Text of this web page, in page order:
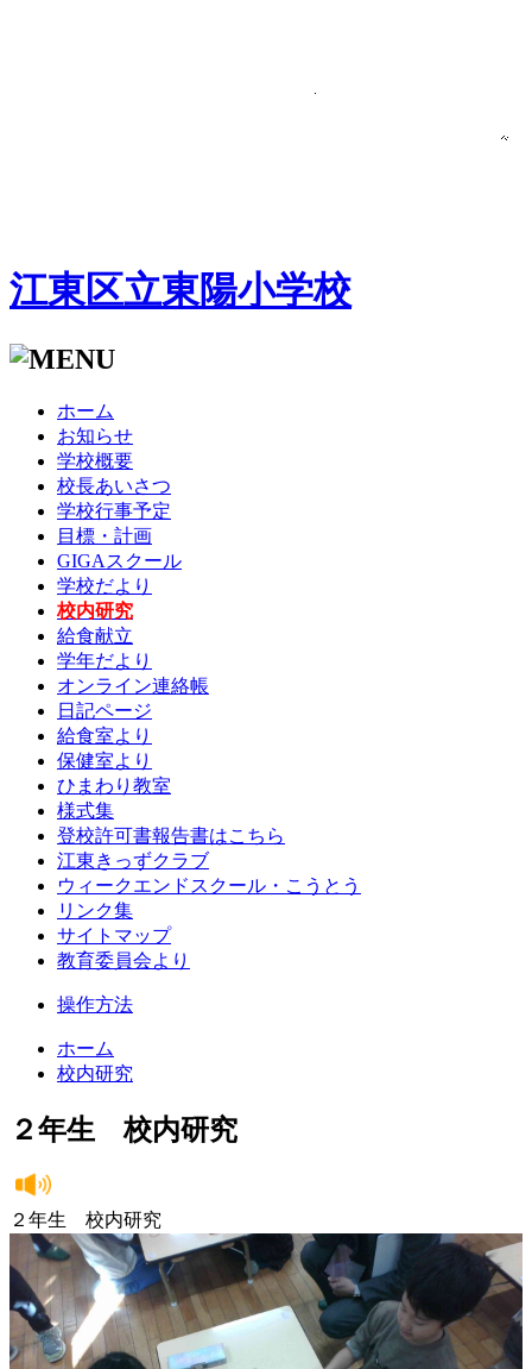
江東区立東陽小学校
ホーム
お知らせ
学校概要
校長あいさつ
学校行事予定
目標・計画
GIGAスクール
学校だより
校内研究
給食献立
学年だより
オンライン連絡帳
日記ページ
給食室より
保健室より
ひまわり教室
様式集
登校許可書報告書はこちら
江東きっずクラブ
ウィークエンドスクール・こうとう
リンク集
サイトマップ
教育委員会より
操作方法
ホーム
校内研究
２年生 校内研究
２年生 校内研究